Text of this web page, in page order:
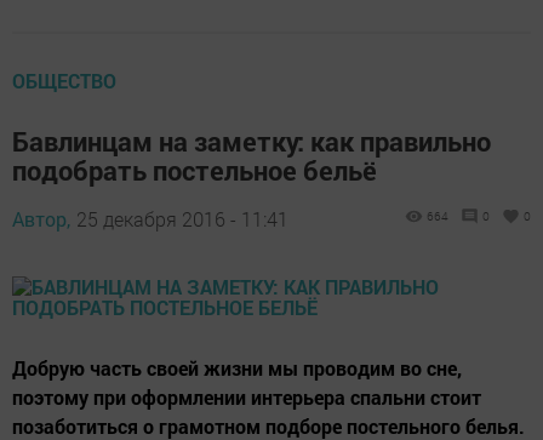
ОБЩЕСТВО
Бавлинцам на заметку: как правильно
подобрать постельное бельё
Автор, 25 декабря 2016 - 11:41 664 0 0
Добрую часть своей жизни мы проводим во сне,
поэтому при оформлении интерьера спальни стоит
позаботиться о грамотном подборе постельного белья.